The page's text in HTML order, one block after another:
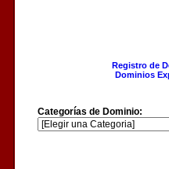
Registro de
Dominios
Categorías de Dominio: